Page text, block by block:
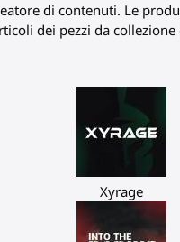
di contenuti. Le
dei pezzi da
Xyrage